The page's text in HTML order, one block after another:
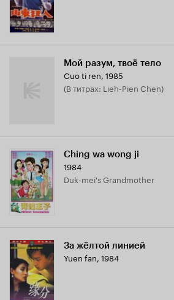
Мой разум, твоё тело
Cuo ti ren, 1985
(в титрах: Lieh-Pien Chen)
Ching wa wong ji
1984
Duk-mei's Grandmother
За жёлтой линией
Yuen fan, 1984